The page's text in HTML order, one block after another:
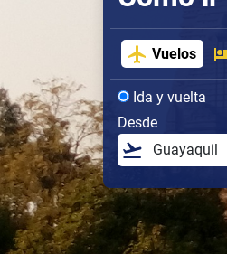
Vuelos
Ida y vuelta
Desde